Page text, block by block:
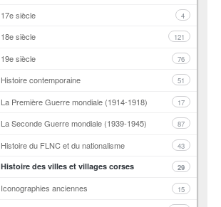
17e siècle 4
18e siècle 121
19e siècle 76
Histoire contemporaine 51
La Première Guerre mondiale (1914-1918) 17
La Seconde Guerre mondiale (1939-1945) 87
Histoire du FLNC et du nationalisme 43
Histoire des villes et villages corses 29
Iconographies anciennes 15